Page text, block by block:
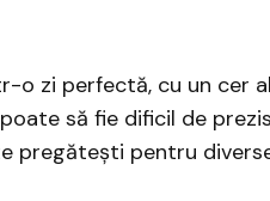
o zi perfectă, cu un cer
să fie dificil de
pregătești pentru